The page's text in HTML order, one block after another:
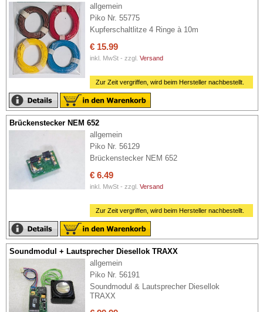
allgemein
Piko Nr. 55775
Kupferschaltlitze 4 Ringe à 10m
€ 15.99
inkl. MwSt - zzgl. Versand
Zur Zeit vergriffen, wird beim Hersteller nachbestellt.
Brückenstecker NEM 652
allgemein
Piko Nr. 56129
Brückenstecker NEM 652
€ 6.49
inkl. MwSt - zzgl. Versand
Zur Zeit vergriffen, wird beim Hersteller nachbestellt.
Soundmodul + Lautsprecher Diesellok TRAXX
allgemein
Piko Nr. 56191
Soundmodul & Lautsprecher Diesellok
TRAXX